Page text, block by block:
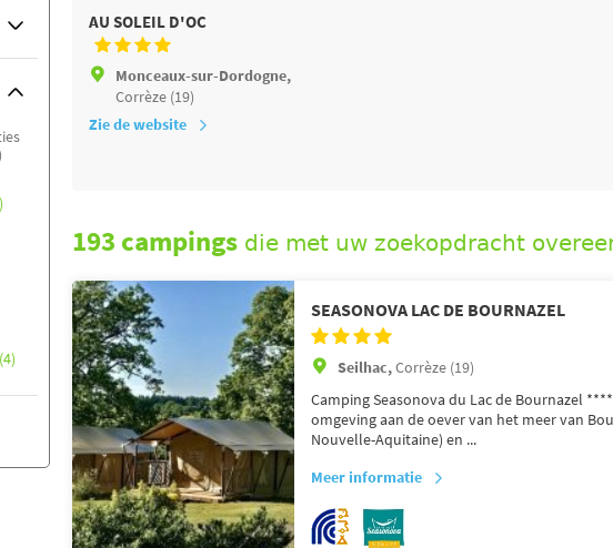
(4)
AU SOLEIL D'OC
Monceaux-sur-Dordogne,
Corrèze (19)
Zie de website
193 campings die met uw zoekopdracht
SEASONOVA LAC DE BOURNAZEL
Seilhac,Corrèze (19)
Camping Seasonova du Lac de Bournazel
omgeving aan de oever van het meer van
Nouvelle-Aquitaine) en ...
Meer informatie